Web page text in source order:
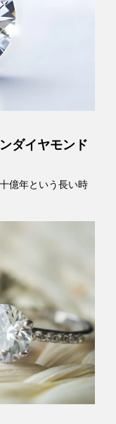
ダイヤモンド
億年という長い時